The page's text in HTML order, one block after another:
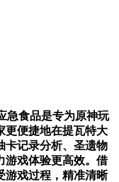
急食品是专为原神玩
更便捷地在提瓦特大
卡记录分析、圣遗物
游戏体验更高效。借
游戏过程，精准清晰